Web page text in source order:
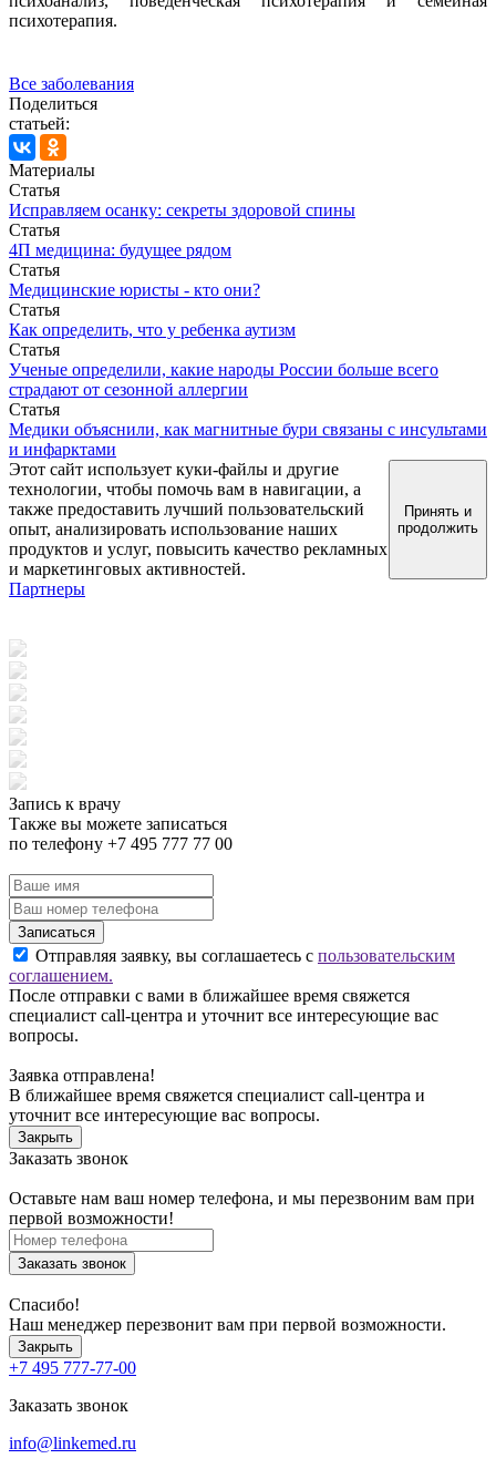
психотерапия.
Все заболевания
Поделиться
статьей:
Материалы
Статья
Исправляем осанку: секреты здоровой спины
Статья
4П медицина: будущее рядом
Статья
Медицинские юристы - кто они?
Статья
Как определить, что у ребенка аутизм
Статья
Ученые определили, какие народы России больше всего
страдают от сезонной аллергии
Статья
Медики объяснили, как магнитные бури связаны с инсультами
и инфарктами
Этот сайт использует куки-файлы и другие
технологии, чтобы помочь вам в навигации, а
также предоставить лучший пользовательский
опыт, анализировать использование наших
продуктов и услуг, повысить качество рекламных
и маркетинговых активностей.
Принять и
продолжить
Партнеры
Запись к врачу
Также вы можете записаться
по телефону +7 495 777 77 00
Записаться
Отправляя заявку, вы соглашаетесь с пользовательским
соглашением.
После отправки с вами в ближайшее время свяжется
специалист call-центра и уточнит все интересующие вас
вопросы.
Заявка отправлена!
В ближайшее время свяжется специалист call-центра и
уточнит все интересующие вас вопросы.
Закрыть
Заказать звонок
Оставьте нам ваш номер телефона, и мы перезвоним вам при
первой возможности!
Заказать звонок
Спасибо!
Наш менеджер перезвонит вам при первой возможности.
Закрыть
+7 495 777-77-00
Заказать звонок
info@linkemed.ru